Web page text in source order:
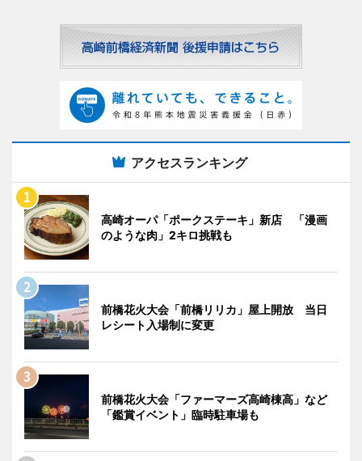
アクセスランキング
高崎オーパ「ポークステーキ」新店 「漫画
のような肉」2キロ挑戦も
前橋花火大会「前橋リリカ」屋上開放 当日
レシート入場制に変更
前橋花火大会「ファーマーズ高崎棟高」など
「鑑賞イベント」臨時駐車場も